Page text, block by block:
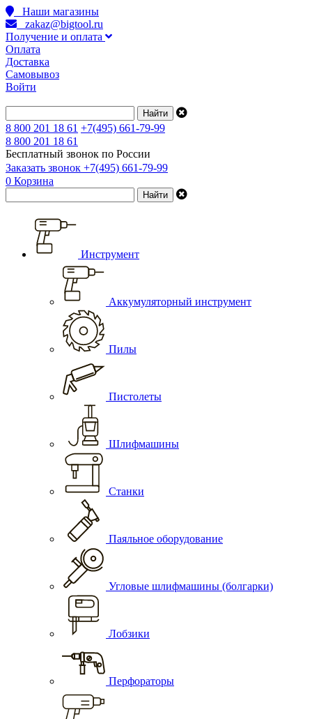
Наши магазины
zakaz@bigtool.ru
Получение и оплата
Оплата
Доставка
Самовывоз
Войти
8 800 201 18 61 +7(495) 661-79-99
8 800 201 18 61
Бесплатный звонок по России
Заказать звонок +7(495) 661-79-99
0 Корзина
Инструмент
Аккумуляторный инструмент
Пилы
Пистолеты
Шлифмашины
Станки
Паяльное оборудование
Угловые шлифмашины (болгарки)
Лобзики
Перфораторы